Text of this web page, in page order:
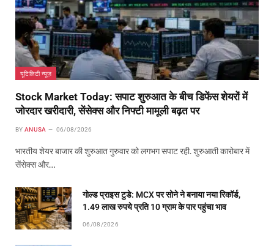
यूटिलिटी न्यूज़
Stock Market Today: सपाट शुरुआत के बीच डिफेंस शेयरों में
जोरदार खरीदारी, सेंसेक्स और निफ्टी मामूली बढ़त पर
BY ANUSA 06/08/2026
भारतीय शेयर बाजार की शुरुआत गुरुवार को लगभग सपाट रही. शुरुआती कारोबार में
सेंसेक्स और…
गोल्ड प्राइस टुडे: MCX पर सोने ने बनाया नया रिकॉर्ड,
1.49 लाख रुपये प्रति 10 ग्राम के पार पहुंचा भाव
06/08/2026